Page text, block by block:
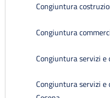
Congiuntura
Congiuntura
Congiuntura servizi e
Congiuntura servizi